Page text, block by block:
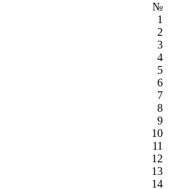
№
1
2
3
4
5
6
7
8
9
10
11
12
13
14